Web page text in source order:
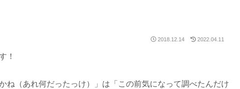
2018.12.14 2022.04.11
！
ね（あれ何だったっけ）」は「この前気になって調べたんだけ